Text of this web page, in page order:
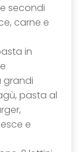
secondi
carne e
in
grandi
pasta al
e